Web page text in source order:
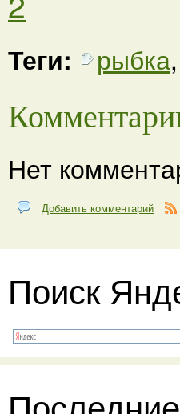
Теги: рыбка,
Нет
Добавить комментарий
Поиск